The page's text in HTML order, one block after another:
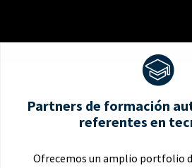
Partners de formación
referentes en
Ofrecemos un amplio portfolio